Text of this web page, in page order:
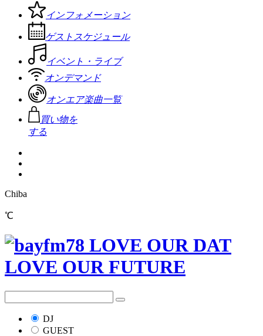
インフォメーション
ゲストスケジュール
イベント・ライブ
オンデマンド
オンエア楽曲一覧
買い物を
する
Chiba
℃
DJ
GUEST